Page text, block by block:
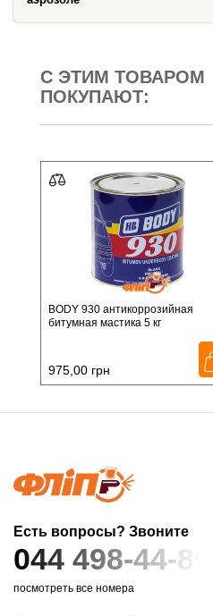
С ЭТИМ ТОВАРОМ
ПОКУПАЮТ:
BODY 930 антикоррозийная
битумная мастика 5 кг
975,00 грн
Есть вопросы? Звоните
044 498-44-89
посмотреть все номера